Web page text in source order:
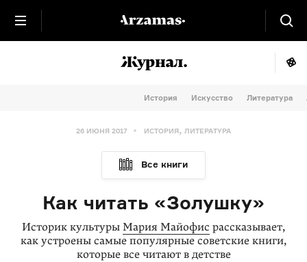
История Искусство Литература
26 ИЮНЯ 2017 ИСТОРИЯ, ЛИТЕРАТУРА
Все книги
Как читать «Золушку»
Историк культуры Мария Майофис рассказывает,
как устроены самые популярные советские книги,
которые все читают в детстве